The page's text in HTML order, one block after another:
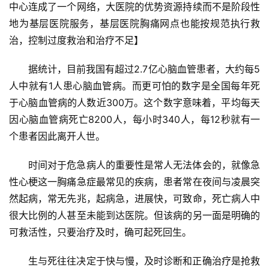
中心连成了一个网络，大医院的优势资源持续而不是阶段性
地为基层医院服务，基层医院胸痛网点也能按规范执行救
治，控制过度救治和治疗不足】
据统计，目前我国有超过2.7亿心脑血管患者，大约每5
人中就有1人患心脑血管病。而更可怕的数字是全国每年死
于心脑血管病的人数近300万。这个数字意味着，平均每天
因心脑血管病死亡8200人，每小时340人，每12秒就有一
个患者因此离开人世。
时间对于危急病人的重要性是常人无法体会的，就像急
性心梗这一胸痛急症最常见的疾病，患者常在夜间与凌晨突
然起病，常无先兆，起病急，进展快，可致命，死亡病人中
很大比例的人甚至未能到达医院。但该病的另一面是明确的
可救活性，只要治疗及时，确可起死回生。
生与死往往决定于快与慢，及时诊断和正确治疗是抢救